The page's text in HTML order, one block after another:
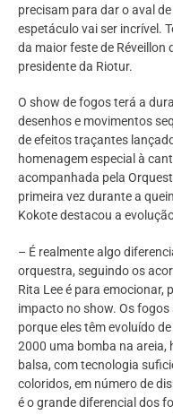
precisam para dar o aval
espetáculo vai ser incrível.
da maior feste de Réveillon
presidente da Riotur.
O show de fogos terá a
desenhos e movimentos
de efeitos traçantes
homenagem especial à
acompanhada pela
primeira vez durante a
Kokote destacou a
– É realmente algo
orquestra, seguindo os
Rita Lee é para emocionar,
impacto no show. Os
porque eles têm evoluído
2000 uma bomba na areia,
balsa, com tecnologia
coloridos, em número de
é o grande diferencial dos